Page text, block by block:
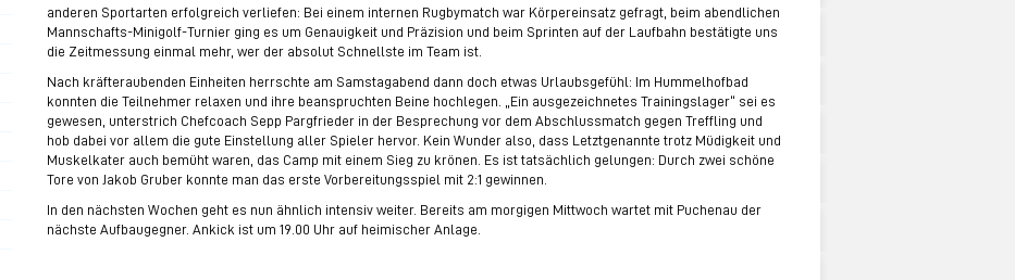
anderen Sportarten erfolgreich verliefen: Bei einem internen Rugbymatch war Körpereinsatz gefragt, beim abendlichen
Mannschafts-Minigolf-Turnier ging es um Genauigkeit und Präzision und beim Sprinten auf der Laufbahn bestätigte uns
die Zeitmessung einmal mehr, wer der absolut Schnellste im Team ist.
Nach kräfteraubenden Einheiten herrschte am Samstagabend dann doch etwas Urlaubsgefühl: Im Hummelhofbad
konnten die Teilnehmer relaxen und ihre beanspruchten Beine hochlegen. „Ein ausgezeichnetes Trainingslager“ sei es
gewesen, unterstrich Chefcoach Sepp Pargfrieder in der Besprechung vor dem Abschlussmatch gegen Treffling und
hob dabei vor allem die gute Einstellung aller Spieler hervor. Kein Wunder also, dass Letztgenannte trotz Müdigkeit und
Muskelkater auch bemüht waren, das Camp mit einem Sieg zu krönen. Es ist tatsächlich gelungen: Durch zwei schöne
Tore von Jakob Gruber konnte man das erste Vorbereitungsspiel mit 2:1 gewinnen.
In den nächsten Wochen geht es nun ähnlich intensiv weiter. Bereits am morgigen Mittwoch wartet mit Puchenau der
nächste Aufbaugegner. Ankick ist um 19.00 Uhr auf heimischer Anlage.